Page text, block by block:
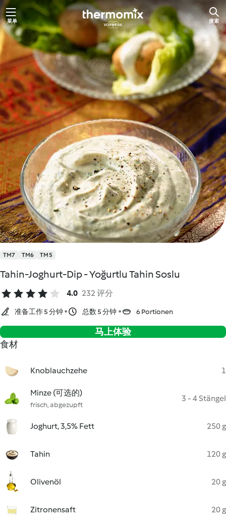
跳
至
内
容
菜单 搜索
TM7 TM6 TM5
Tahin-Joghurt-Dip - Yoğurtlu Tahin Soslu
4.0 232 评分
准备工作 5 分钟 总数 5 分钟 6 Portionen
马上体验
食材
Knoblauchzehe 1
Minze (可选的)
frisch, abgezupft
3 - 4 Stängel
Joghurt, 3,5% Fett 250 g
Tahin 120 g
Olivenöl 20 g
Zitronensaft 20 g